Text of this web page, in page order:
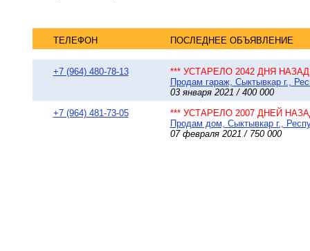
ТЕЛЕФОН ПОСЛЕДНЕЕ ОБЪЯВЛЕНИЕ
+7 (964) 480-78-13
*** УСТАРЕЛО 2042 ДНЯ НАЗАД
Продам гараж, Сыктывкар г.,
03 января 2021 / 400 000
+7 (964) 481-73-05
*** УСТАРЕЛО 2007 ДНЕЙ
Продам дом, Сыктывкар г.,
07 февраля 2021 / 750 000